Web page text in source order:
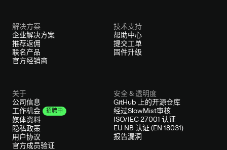
解决方案
企业解决方案
推荐返佣
联名产品
官方经销商
技术支持
帮助中心
提交工单
固件升级
关于
公司信息
工作机会
招聘中
媒体资料
隐私政策
用户协议
官方成员验证
安全 & 透明度
GitHub 上的开源仓库
经过SlowMist审核
ISO/IEC 27001 认证
EU NB 认证 (EN 18031)
报告漏洞